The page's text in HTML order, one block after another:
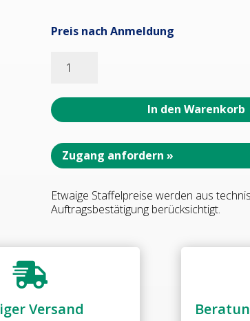
Preis nach Anmeldung
WELLNESS
Hebesenk-
Duschtürbeschlag
W
90°,
rechts,
innen
•
Oberfläche:
In den Warenkorb
Zugang anfordern »
Etwaige Staffelpreise werden aus
Auftragsbestätigung berücksichtigt.

Versand